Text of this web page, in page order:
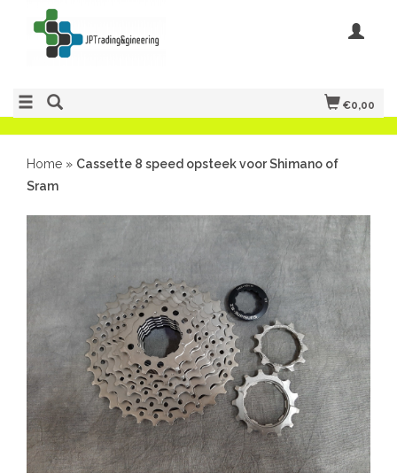
€0,00
Home » Cassette 8 speed opsteek voor Shimano of
Sram